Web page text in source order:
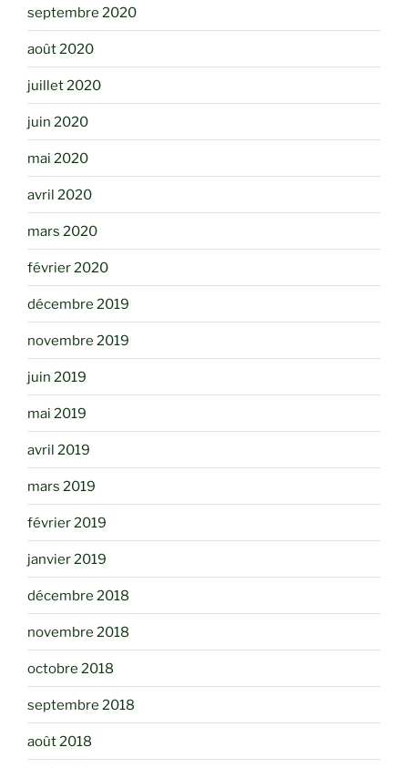
septembre 2020
août 2020
juillet 2020
juin 2020
mai 2020
avril 2020
mars 2020
février 2020
décembre 2019
novembre 2019
juin 2019
mai 2019
avril 2019
mars 2019
février 2019
janvier 2019
décembre 2018
novembre 2018
octobre 2018
septembre 2018
août 2018